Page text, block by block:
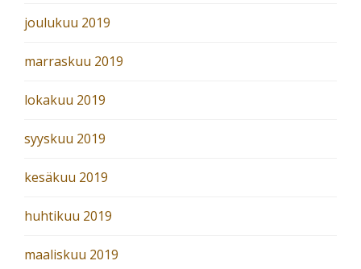
joulukuu 2019
marraskuu 2019
lokakuu 2019
syyskuu 2019
kesäkuu 2019
huhtikuu 2019
maaliskuu 2019